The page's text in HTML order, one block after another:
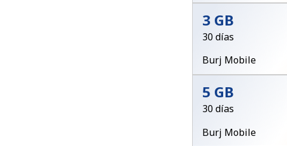
3 GB
30 días
Burj Mobile
5 GB
30 días
Burj Mobile